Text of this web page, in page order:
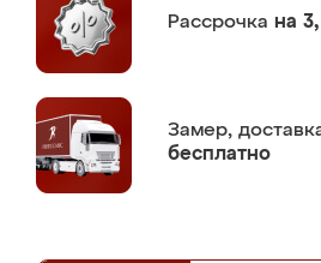
Рассрочка на
Замер,
бесплатно